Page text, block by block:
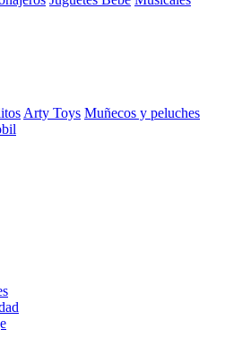
Arty Toys Muñecos y peluches